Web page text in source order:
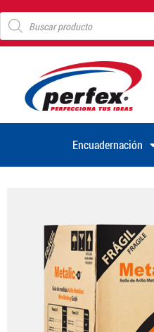
Encuadernación